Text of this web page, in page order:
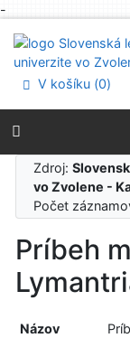
-
Prejsť na menu
Prehlásenie o
V košíku (0)
Zdroj:
vo Zvolene -
Počet
Príbeh
Názov